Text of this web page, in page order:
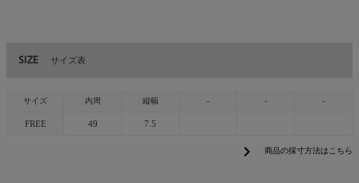
SIZE サイズ表
サイズ 内周 縦幅 - - -
FREE 49 7.5
chevron_right 商品の採寸方法はこちら